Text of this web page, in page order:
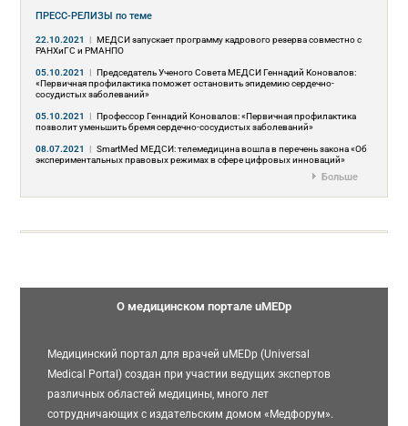
ПРЕСС-РЕЛИЗЫпо теме
22.10.2021 | МЕДСИ запускает программу кадрового резерва совместно с
РАНХиГC и РМАНПО
05.10.2021 | Председатель Ученого Совета МЕДСИ Геннадий Коновалов:
«Первичная профилактика поможет остановить эпидемию сердечно-
сосудистых заболеваний»
05.10.2021 | Профессор Геннадий Коновалов: «Первичная профилактика
позволит уменьшить бремя сердечно-сосудистых заболеваний»
08.07.2021 | SmartMed МЕДСИ: телемедицина вошла в перечень закона «Об
экспериментальных правовых режимах в сфере цифровых инноваций»
Больше
О медицинском портале uMEDp
Медицинский портал для врачей uMEDp (Universal
Medical Portal) создан при участии ведущих экспертов
различных областей медицины, много лет
сотрудничающих с издательским домом «Медфорум».